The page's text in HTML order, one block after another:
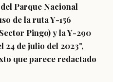
Parque Nacional
de la ruta Y-156
Pingo) y la Y-290
24 de julio del 2023",
que parece redactado